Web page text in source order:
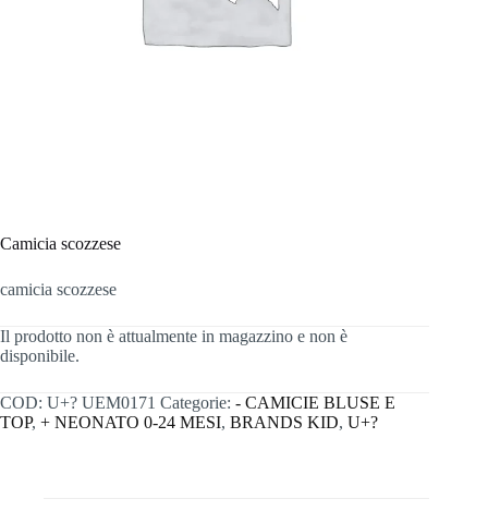
Camicia scozzese
camicia scozzese
Il prodotto non è attualmente in magazzino e non è
disponibile.
COD: U+? UEM0171 Categorie: - CAMICIE BLUSE E
TOP, + NEONATO 0-24 MESI, BRANDS KID, U+?